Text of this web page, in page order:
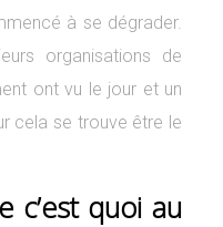
à se dégrader.
organisations de
ont vu le jour et un
cela se trouve être le
c’est quoi au